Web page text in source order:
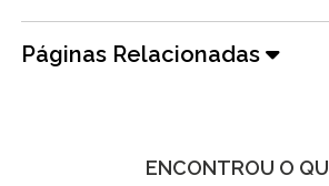
Páginas Relacionadas
ENCONTROU O